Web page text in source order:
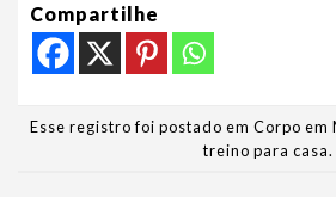
Compartilhe
Esse registro foi postado em Corpo em
treino para casa.